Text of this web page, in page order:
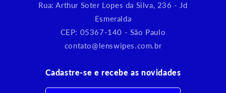
Rua: Arthur Soter Lopes da Silva, 236 - Jd
Esmeralda
CEP: 05367-140 - São Paulo
contato@lenswipes.com.br
Cadastre-se e recebe as novidades